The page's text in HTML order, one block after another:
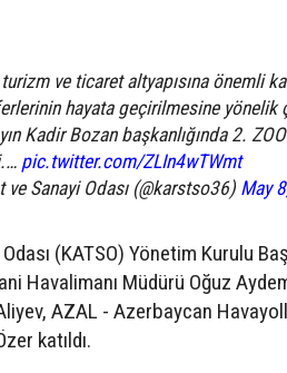
turizm ve ticaret altyapısına önemli
hayata geçirilmesine yönelik
Kadir Bozan başkanlığında 2.
pic.twitter.com/ZLIn4wTWmt
ve Sanayi Odası (@karstso36) May
(KATSO) Yönetim Kurulu
Havalimanı Müdürü Oğuz
AZAL - Azerbaycan
katıldı.